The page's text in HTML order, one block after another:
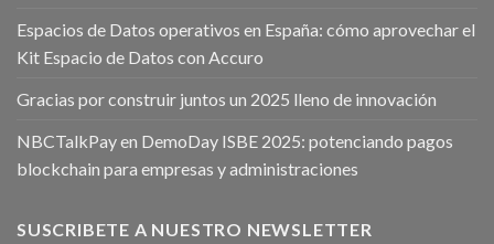
Espacios de Datos operativos en España: cómo aprovechar el
Kit Espacio de Datos con Accuro
Gracias por construir juntos un 2025 lleno de innovación
NBCTalkPay en DemoDay ISBE 2025: potenciando pagos
blockchain para empresas y administraciones
SUSCRIBETE A NUESTRO NEWSLETTER